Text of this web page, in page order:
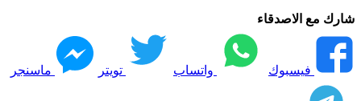
شارك مع الاصدقاء
فيسبوك واتساب تويتر ماسنجر